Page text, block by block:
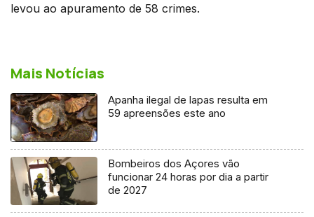
levou ao apuramento de 58 crimes.
Mais Notícias
Apanha ilegal de lapas resulta em
59 apreensões este ano
Bombeiros dos Açores vão
funcionar 24 horas por dia a partir
de 2027